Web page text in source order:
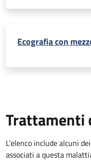
Ecografia con
Trattamenti
L’elenco include alcuni
associati a questa